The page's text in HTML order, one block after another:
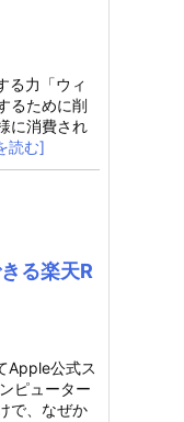
る力「ウィ
るために削
に消費され
読む]
る楽天R
Apple公式ス
ピューター
で、なぜか